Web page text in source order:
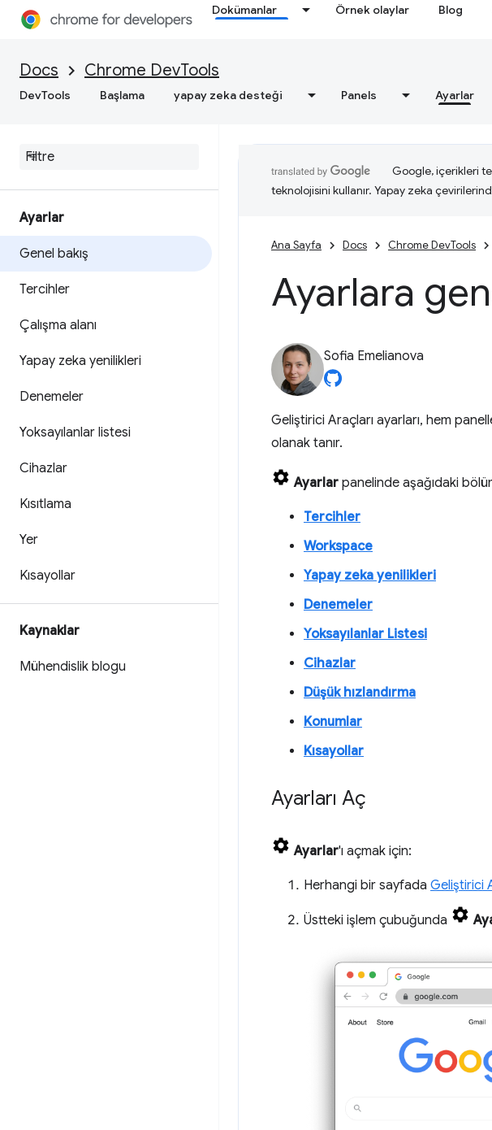
Dokümanlar Örnek olaylar Blog
Docs Chrome DevTools
DevTools Başlama yapay zeka desteği Panels Ayarlar
Ayarlar
Genel bakış
Tercihler
Çalışma alanı
Yapay zeka yenilikleri
Denemeler
Yoksayılanlar listesi
Cihazlar
Kısıtlama
Yer
Kısayollar
Kaynaklar
Mühendislik blogu
Google, içerikleri
teknolojisini kullanır. Yapay zeka
Ana Sayfa Docs Chrome DevTools
Ayarlara
Sofia Emelianova
Geliştirici Araçları ayarları, hem
olanak tanır.
Ayarlar panelinde aşağıdaki
Tercihler
Workspace
Yapay zeka yenilikleri
Denemeler
Yoksayılanlar Listesi
Cihazlar
Düşük hızlandırma
Konumlar
Kısayollar
Ayarları Aç
Ayarlar'ı açmak için:
Herhangi bir sayfada Geliştirici
Üstteki işlem çubuğunda